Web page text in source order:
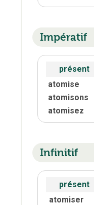
Impératif
présent
atomise
atomisons
atomisez
Infinitif
présent
atomiser